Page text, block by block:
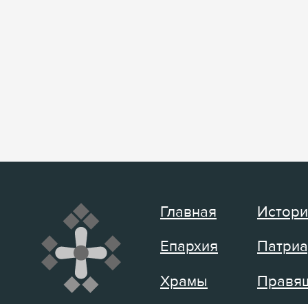
Главная
Епархия
Храмы